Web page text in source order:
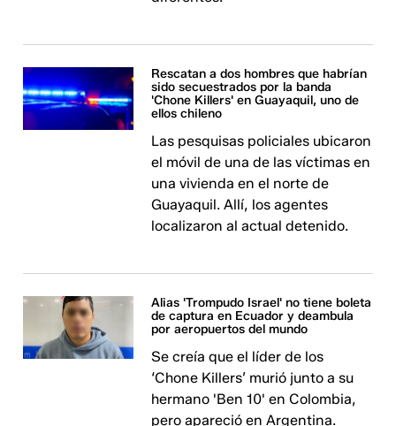
Rescatan a dos hombres que habrían
sido secuestrados por la banda
'Chone Killers' en Guayaquil, uno de
ellos chileno
Las pesquisas policiales ubicaron
el móvil de una de las víctimas en
una vivienda en el norte de
Guayaquil. Allí, los agentes
localizaron al actual detenido.
Alias 'Trompudo Israel' no tiene boleta
de captura en Ecuador y deambula
por aeropuertos del mundo
Se creía que el líder de los
‘Chone Killers’ murió junto a su
hermano 'Ben 10' en Colombia,
pero apareció en Argentina.